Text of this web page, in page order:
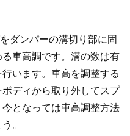
ダンパーの溝切り部に固
車高調です。溝の数は有
います。車高を調整する
ディから取り外してスプ
となっては車高調整方法
。